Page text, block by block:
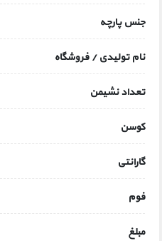
جنس پارچه
نام تولیدی / فروشگاه
تعداد نشیمن
کوسن
گارانتی
فوم
مبلغ